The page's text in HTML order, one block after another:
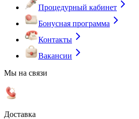
Процедурный кабинет
Бонусная программа
Контакты
Вакансии
Мы на связи
Доставка